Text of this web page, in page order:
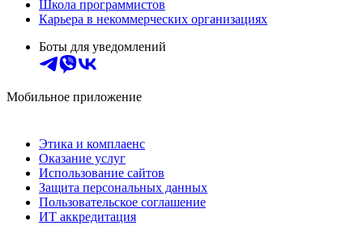
Школа программистов
Карьера в некоммерческих организациях
Боты для уведомлений
Мобильное приложение
Этика и комплаенс
Оказание услуг
Использование сайтов
Защита персональных данных
Пользовательское соглашение
ИТ аккредитация